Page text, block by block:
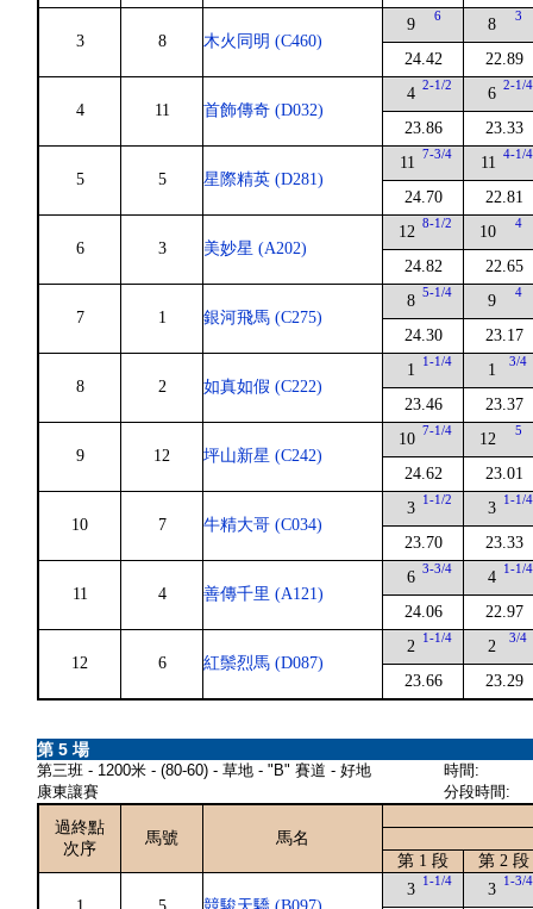
3 8 木火同明 (C460)
9 6
24.42
8 3
22.89
4 11 首飾傳奇 (D032)
4 2-1/2
23.86
6 2-1/4
23.33
5 5 星際精英 (D281)
11 7-3/4
24.70
11 4-1/4
22.81
6 3 美妙星 (A202)
12 8-1/2
24.82
10 4
22.65
7 1 銀河飛馬 (C275)
8 5-1/4
24.30
9 4
23.17
8 2 如真如假 (C222)
1 1-1/4
23.46
1 3/4
23.37
9 12 坪山新星 (C242)
10 7-1/4
24.62
12 5
23.01
10 7 牛精大哥 (C034)
3 1-1/2
23.70
3 1-1/4
23.33
11 4 善傳千里 (A121)
6 3-3/4
24.06
4 1-1/4
22.97
12 6 紅鬃烈馬 (D087)
2 1-1/4
23.66
2 3/4
23.29
第 5 場
第三班 - 1200米 - (80-60) - 草地 - "B" 賽道 - 好地
康東讓賽
時間:
分段時間:
過終點
次序
馬號
馬名
第 1 段
第 2 段
3 1-1/4 3 1-3/4